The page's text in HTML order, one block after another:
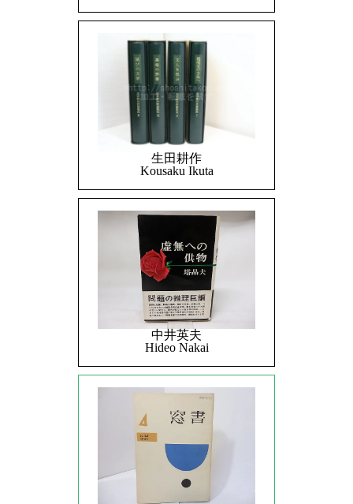
生田耕作
Kousaku Ikuta
中井英夫
Hideo Nakai